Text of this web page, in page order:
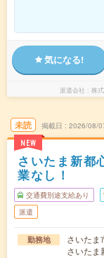
気になる!
派遣会社 株
未読
NEW
掲載日 2026/08/
さいたま新都
業なし！
交通費別途支給あり
派遣
勤務地
さいたま
さいたま